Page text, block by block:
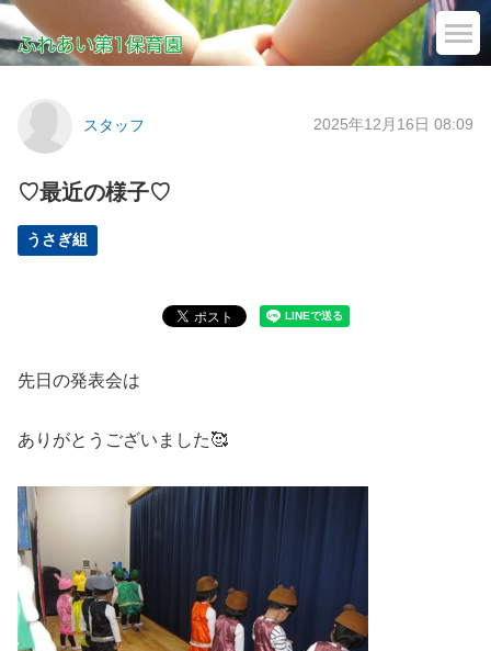
スタッフ 2025年12月16日 08:09
♡最近の様子♡
うさぎ組
先日の発表会は
ありがとうございました🥰